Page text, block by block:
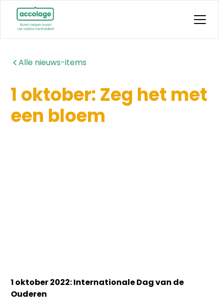
Alle nieuws-items
1 oktober: Zeg het met
een bloem
1 oktober 2022: Internationale Dag van de
Ouderen